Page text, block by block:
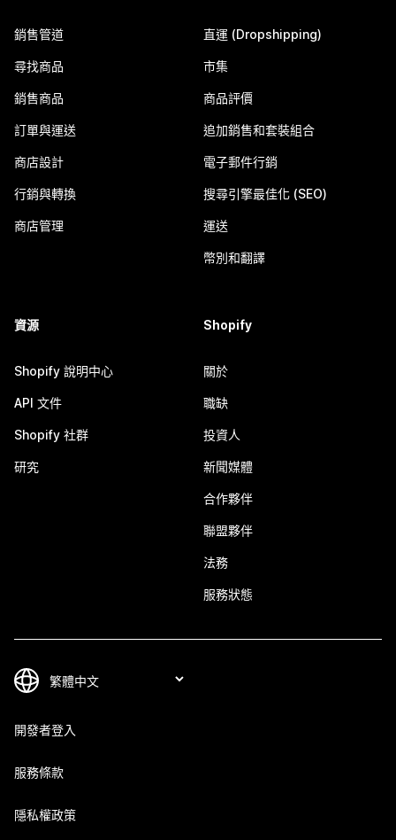
銷售管道
尋找商品
銷售商品
訂單與運送
商店設計
行銷與轉換
商店管理
直運 (Dropshipping)
市集
商品評價
追加銷售和套裝組合
電子郵件行銷
搜尋引擎最佳化 (SEO)
運送
幣別和翻譯
資源
Shopify 說明中心
API 文件
Shopify 社群
研究
Shopify
關於
職缺
投資人
新聞媒體
合作夥伴
聯盟夥伴
法務
服務狀態
開發者登入
服務條款
隱私權政策